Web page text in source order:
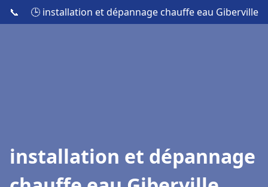
📞 🕒 installation et dépannage chauffe eau Giberville
installation et dépannage